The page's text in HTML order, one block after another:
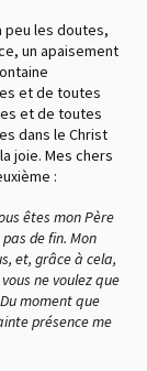
peu les doutes,
un apaisement
et de toutes
et de toutes
dans le Christ
joie. Mes chers
:
êtes mon Père
de fin. Mon
et, grâce à cela,
ne voulez que
moment que
présence me